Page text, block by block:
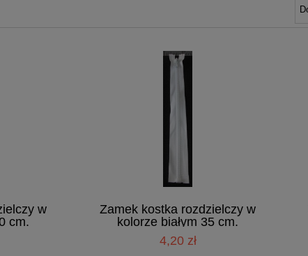
w
cm.
Zamek kostka rozdzielczy w
kolorze białym 35 cm.
4,20 zł